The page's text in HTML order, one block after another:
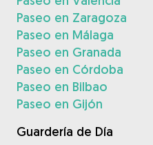
Paseo en Zaragoza
Paseo en Málaga
Paseo en Granada
Paseo en Córdoba
Paseo en Bilbao
Paseo en Gijón
Guardería de Día